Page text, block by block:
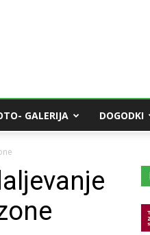
GALERIJA DOGODKI